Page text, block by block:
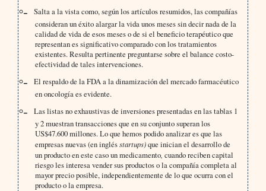
Salta a la vista como, según los artículos resumidos, las compañías
consideran un éxito alargar la vida unos meses sin decir nada de la
calidad de vida de esos meses o de si el beneficio terapéutico que
representan es significativo comparado con los tratamientos
existentes. Resulta pertinente preguntarse sobre el balance costo-
efectividad de tales intervenciones.
El respaldo de la FDA a la dinamización del mercado farmacéutico
en oncología es evidente.
Las listas no exhaustivas de inversiones presentadas en las tablas 1
y 2 muestran transacciones que en su conjunto superan los
US$47.600 millones. Lo que hemos podido analizar es que las
empresas nuevas (en inglésstartups)que inician el desarrollo de
un producto en este caso un medicamento ,cuando reciben capital
riesgo les interesa vender sus productos o la compañía completa al
mayor precio posible, independientemente de lo que ocurra con el
producto o la empresa.